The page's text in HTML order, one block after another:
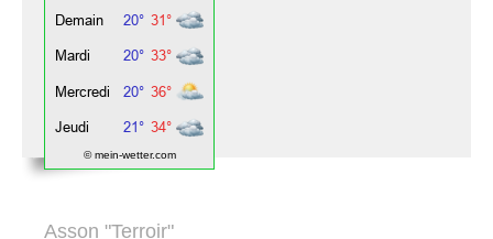
© mein-wetter.com
Asson "Terroir"